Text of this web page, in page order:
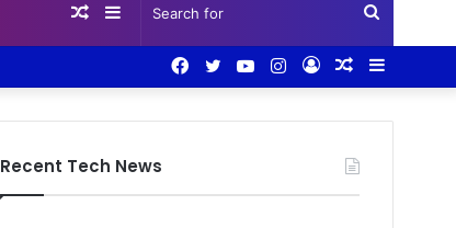
for
Sidebar
Random
Random
Log
Instagram
YouTube
Twitter
Facebook
Recent Tech News